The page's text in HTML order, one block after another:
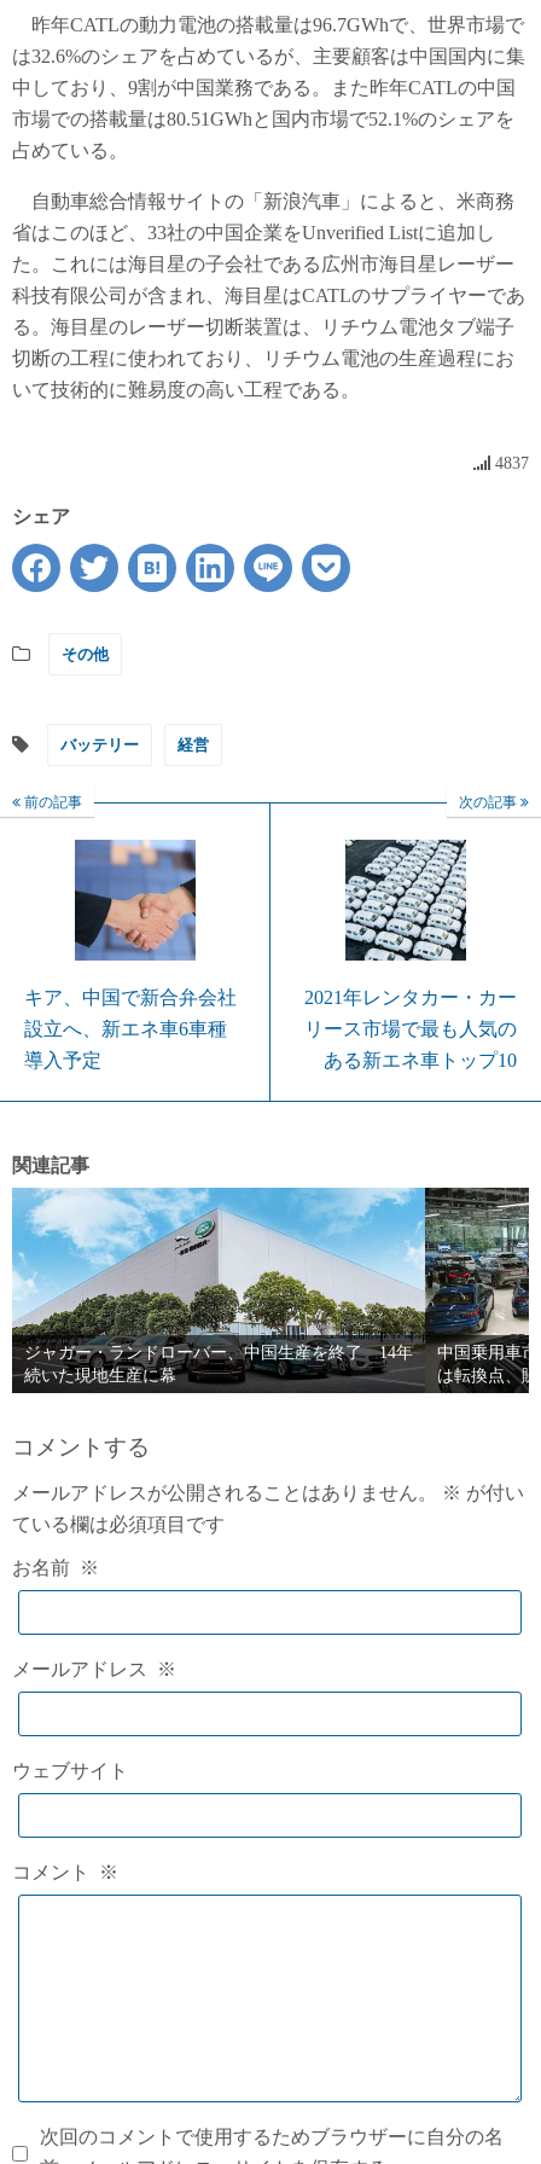
昨年CATLの動力電池の搭載量は96.7GWhで、世界市場で
は32.6%のシェアを占めているが、主要顧客は中国国内に集
中しており、9割が中国業務である。また昨年CATLの中国
市場での搭載量は80.51GWhと国内市場で52.1%のシェアを
占めている。
自動車総合情報サイトの「新浪汽車」によると、米商務
省はこのほど、33社の中国企業をUnverified Listに追加し
た。これには海目星の子会社である広州市海目星レーザー
科技有限公司が含まれ、海目星はCATLのサプライヤーであ
る。海目星のレーザー切断装置は、リチウム電池タブ端子
切断の工程に使われており、リチウム電池の生産過程にお
いて技術的に難易度の高い工程である。
4837
シェア
その他
バッテリー 経営
前の記事
キア、中国で新合弁会社
設立へ、新エネ車6車種
導入予定
次の記事
2021年レンタカー・カー
リース市場で最も人気の
ある新エネ車トップ10
関連記事
ジャガー・ランドローバー、中国生産を終了 14年
続いた現地生産に幕
中国乗用車
は転換点、
コメントする
メールアドレスが公開されることはありません。 ※ が付い
ている欄は必須項目です
お名前 ※
メールアドレス ※
ウェブサイト
コメント ※
次回のコメントで使用するためブラウザーに自分の名